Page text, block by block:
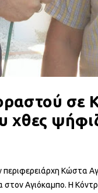
σε
χθες
περιφερειάρχη Κώστα
Αγιόκαμπο. Η